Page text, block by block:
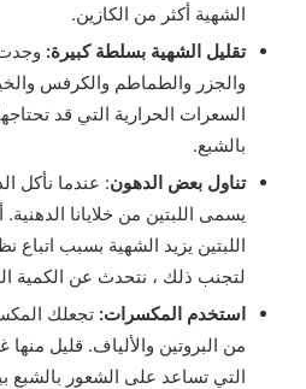
الشهية أكثر من الكازين.
تقليل الشهية بسلطة كبيرة:
والجزر والطماطم والكرفس
السعرات الحرارية التي قد
بالشبع.
تناول بعض الدهون: عندما نأكل
يسمى اللبتين من خلايانا
اللبتين يزيد الشهية بسبب اتباع
لتجنب ذلك ، نتحدث عن الكمية
استخدم المكسرات: تجعلك
من البروتين والألياف. قليل منها
التي تساعد على الشعور بالشبع